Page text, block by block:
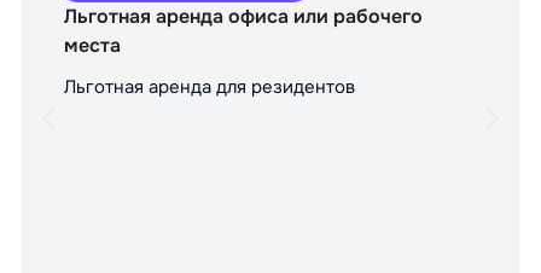
Льготная аренда офиса или рабочего
места
Льготная аренда для резидентов